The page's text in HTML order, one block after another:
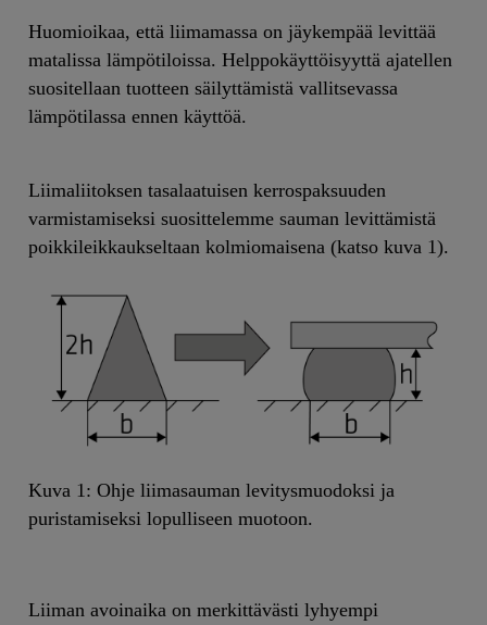
Huomioikaa, että liimamassa on jäykempää levittää
matalissa lämpötiloissa. Helppokäyttöisyyttä ajatellen
suositellaan tuotteen säilyttämistä vallitsevassa
lämpötilassa ennen käyttöä.
Liimaliitoksen tasalaatuisen kerrospaksuuden
varmistamiseksi suosittelemme sauman levittämistä
poikkileikkaukseltaan kolmiomaisena (katso kuva 1).
Kuva 1: Ohje liimasauman levitysmuodoksi ja
puristamiseksi lopulliseen muotoon.
Liiman avoinaika on merkittävästi lyhyempi